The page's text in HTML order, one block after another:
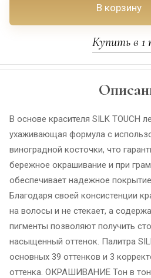
В корзину
Купить в 1
В основе красителя SILK TOUCH
ухаживающая формула с
виноградной косточки, что
бережное окрашивание и при
обеспечивает надежное
Благодаря своей консистенции
на волосы и не стекает, а
пигменты позволяют получить
насыщенный оттенок. Палитра
основных 39 оттенков и 3
оттенка. ОКРАШИВАНИЕ Тон в тон,